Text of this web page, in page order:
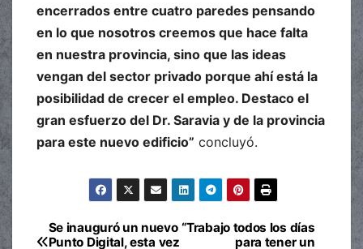
encerrados entre cuatro paredes pensando
en lo que nosotros creemos que hace falta
en nuestra provincia, sino que las ideas
vengan del sector privado porque ahí está la
posibilidad de crecer el empleo. Destaco el
gran esfuerzo del Dr. Saravia y de la provincia
para este nuevo edificio” concluyó.
Navegación
“Trabajo todos los días
para tener un
Se inauguró un nuevo
Punto Digital, esta vez